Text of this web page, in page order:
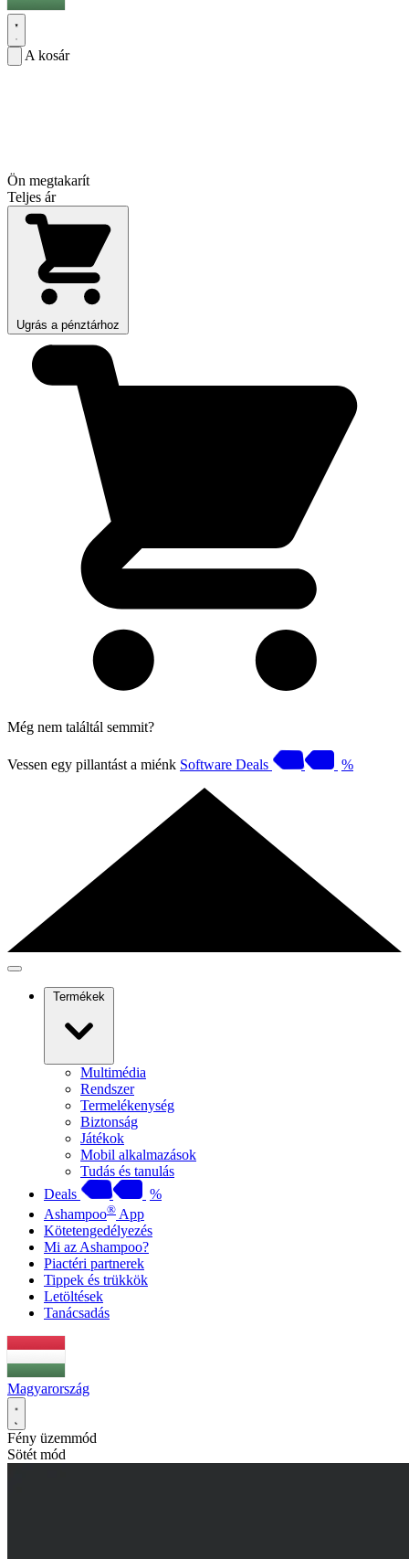
A kosár
Ön megtakarít
Teljes ár
Ugrás a pénztárhoz
Még nem találtál semmit?
Vessen egy pillantást a miénk Software Deals %
Termékek
Multimédia
Rendszer
Termelékenység
Biztonság
Játékok
Mobil alkalmazások
Tudás és tanulás
Deals
%
Ashampoo® App
Kötetengedélyezés
Mi az Ashampoo?
Piactéri partnerek
Tippek és trükkök
Letöltések
Tanácsadás
Magyarország
Fény üzemmód
Sötét mód